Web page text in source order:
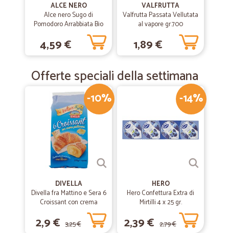
ALCE NERO
Alce nero Sugo di
Pomodoro Arrabbiata Bio
4,59 €
VALFRUTTA
Valfrutta Passata Vellutata
al vapore gr.700
1,89 €
Offerte speciali della settimana
-10%
DIVELLA
Divella fra Mattino e Sera 6
Croissant con crema
pasticcera 270 gr.
2,9 € 3,25 €
-14%
HERO
Hero Confettura Extra di
Mirtilli 4 x 25 gr.
2,39 € 2,79 €